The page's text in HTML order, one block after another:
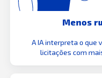
Menos
A IA interpreta o que
licitações com